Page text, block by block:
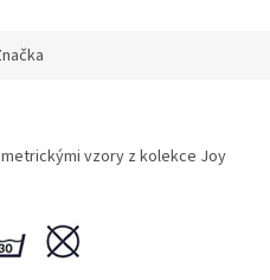
vzory z kolekce Joy